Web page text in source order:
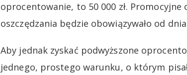
oprocentowanie, to 50 000 zł.
oszczędzania będzie obowiązywało od
Aby jednak zyskać podwyższone
jednego, prostego warunku, o którym